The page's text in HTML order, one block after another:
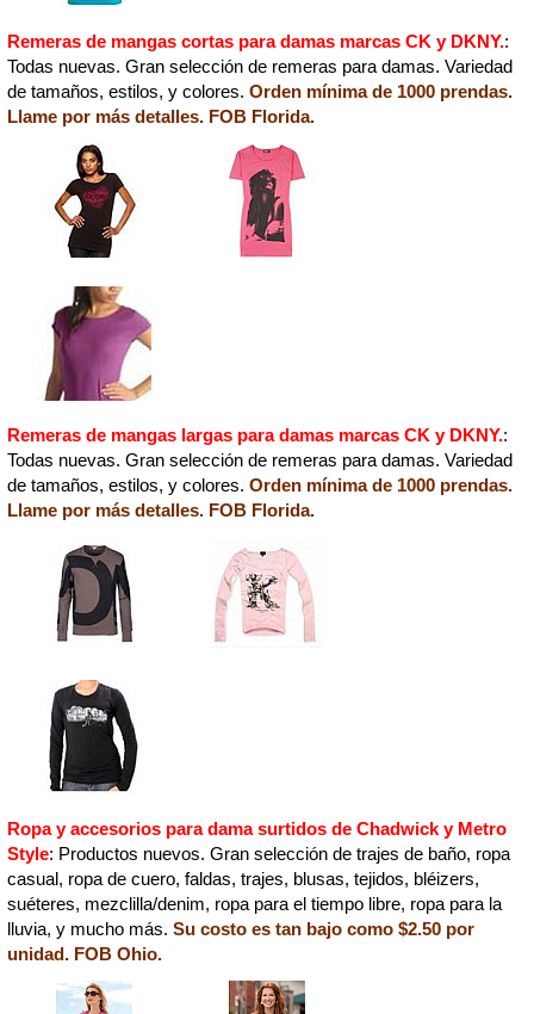
Remeras de mangas cortas para damas marcas CK y DKNY.:
Todas nuevas. Gran selección de remeras para damas. Variedad
de tamaños, estilos, y colores. Orden mínima de 1000 prendas.
Llame por más detalles. FOB Florida.
Remeras de mangas largas para damas marcas CK y DKNY.:
Todas nuevas. Gran selección de remeras para damas. Variedad
de tamaños, estilos, y colores. Orden mínima de 1000 prendas.
Llame por más detalles. FOB Florida.
Ropa y accesorios para dama surtidos de Chadwick y Metro
Style: Productos nuevos. Gran selección de trajes de baño, ropa
casual, ropa de cuero, faldas, trajes, blusas, tejidos, bléizers,
suéteres, mezclilla/denim, ropa para el tiempo libre, ropa para la
lluvia, y mucho más. Su costo es tan bajo como $2.50 por
unidad. FOB Ohio.